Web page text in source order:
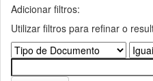
Adicionar filtros:
Utilizar filtros para refinar o